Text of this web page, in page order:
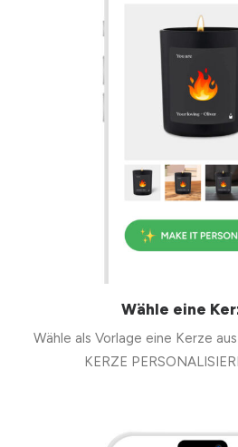
Wähle eine
Wähle als Vorlage eine Kerze
KERZE